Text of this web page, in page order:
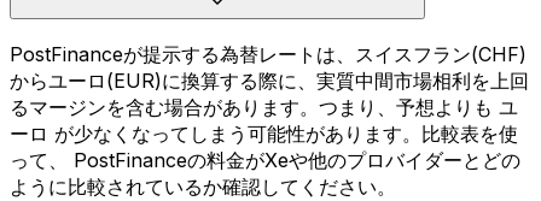
PostFinanceが提示する為替レートは、スイスフラン(CHF)
からユーロ(EUR)に換算する際に、実質中間市場相利を上回
るマージンを含む場合があります。つまり、予想よりも ユ
ーロ が少なくなってしまう可能性があります。比較表を使
って、 PostFinanceの料金がXeや他のプロバイダーとどの
ように比較されているか確認してください。